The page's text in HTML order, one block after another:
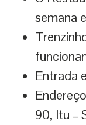
semana
Entrada
90, Itu –